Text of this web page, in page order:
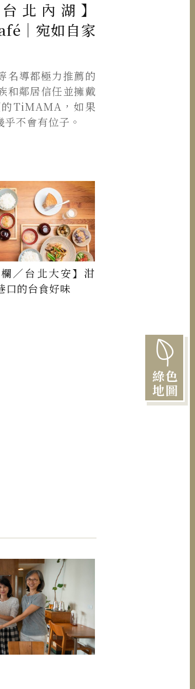
綠色
地圖
北內湖】
｜宛如自家
名導都極力推薦的
和鄰居信任並擁戴
的TiMAMA，如果
不會有位子。
欄／台北大安】泔
口的台食好味